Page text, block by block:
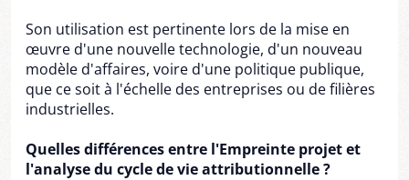
Son utilisation est pertinente lors de la mise en
œuvre d'une nouvelle technologie, d'un nouveau
modèle d'affaires, voire d'une politique publique,
que ce soit à l'échelle des entreprises ou de filières
industrielles.
Quelles différences entre l'Empreinte projet et
l'analyse du cycle de vie attributionnelle ?